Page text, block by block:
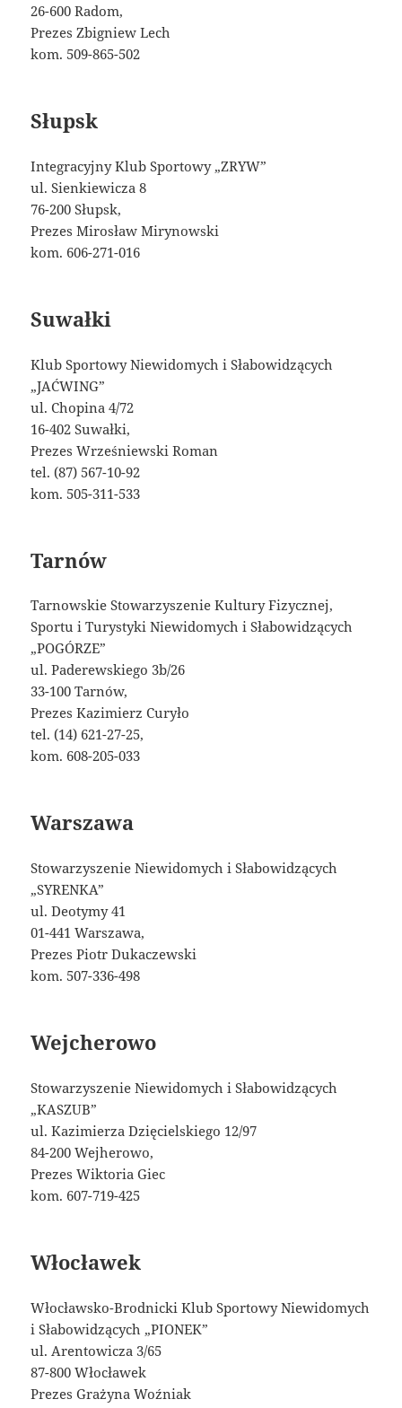
26-600 Radom,
Prezes Zbigniew Lech
kom. 509-865-502
Słupsk
Integracyjny Klub Sportowy „ZRYW”
ul. Sienkiewicza 8
76-200 Słupsk,
Prezes Mirosław Mirynowski
kom. 606-271-016
Suwałki
Klub Sportowy Niewidomych i Słabowidzących
„JAĆWING”
ul. Chopina 4/72
16-402 Suwałki,
Prezes Wrześniewski Roman
tel. (87) 567-10-92
kom. 505-311-533
Tarnów
Tarnowskie Stowarzyszenie Kultury Fizycznej,
Sportu i Turystyki Niewidomych i Słabowidzących
„POGÓRZE”
ul. Paderewskiego 3b/26
33-100 Tarnów,
Prezes Kazimierz Curyło
tel. (14) 621-27-25,
kom. 608-205-033
Warszawa
Stowarzyszenie Niewidomych i Słabowidzących
„SYRENKA”
ul. Deotymy 41
01-441 Warszawa,
Prezes Piotr Dukaczewski
kom. 507-336-498
Wejcherowo
Stowarzyszenie Niewidomych i Słabowidzących
„KASZUB”
ul. Kazimierza Dzięcielskiego 12/97
84-200 Wejherowo,
Prezes Wiktoria Giec
kom. 607-719-425
Włocławek
Włocławsko-Brodnicki Klub Sportowy Niewidomych
i Słabowidzących „PIONEK”
ul. Arentowicza 3/65
87-800 Włocławek
Prezes Grażyna Woźniak